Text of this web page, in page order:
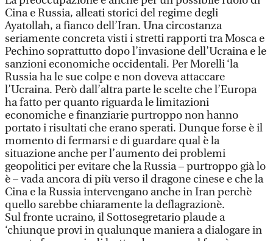
Cina e Russia, alleati storici del regime degli
Ayatollah, a fianco dell’Iran. Una circostanza
seriamente concreta visti i stretti rapporti tra Mosca e
Pechino soprattutto dopo l’invasione dell’Ucraina e le
sanzioni economiche occidentali. Per Morelli ‘la
Russia ha le sue colpe e non doveva attaccare
l’Ucraina. Però dall’altra parte le scelte che l’Europa
ha fatto per quanto riguarda le limitazioni
economiche e finanziarie purtroppo non hanno
portato i risultati che erano sperati. Dunque forse è il
momento di fermarsi e di guardare qual è la
situazione anche per l’aumento dei problemi
geopolitici per evitare che la Russia – purtroppo già lo
è – vada ancora di più verso il dragone cinese e che la
Cina e la Russia intervengano anche in Iran perchè
quello sarebbe chiaramente la deflagrazionè.
Sul fronte ucraino, il Sottosegretario plaude a
‘chiunque provi in qualunque maniera a dialogare in